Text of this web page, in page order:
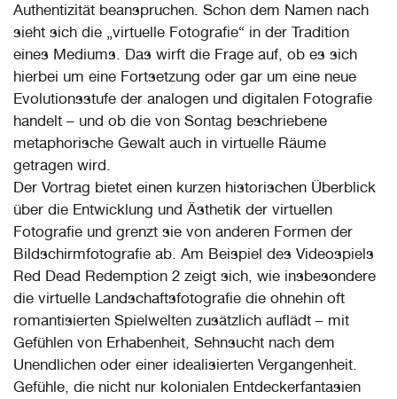
Authentizität beanspruchen. Schon dem Namen nach
sieht sich die „virtuelle Fotografie“ in der Tradition
eines Mediums. Das wirft die Frage auf, ob es sich
hierbei um eine Fortsetzung oder gar um eine neue
Evolutionsstufe der analogen und digitalen Fotografie
handelt – und ob die von Sontag beschriebene
metaphorische Gewalt auch in virtuelle Räume
getragen wird.
Der Vortrag bietet einen kurzen historischen Überblick
über die Entwicklung und Ästhetik der virtuellen
Fotografie und grenzt sie von anderen Formen der
Bildschirmfotografie ab. Am Beispiel des Videospiels
Red Dead Redemption 2 zeigt sich, wie insbesondere
die virtuelle Landschaftsfotografie die ohnehin oft
romantisierten Spielwelten zusätzlich auflädt – mit
Gefühlen von Erhabenheit, Sehnsucht nach dem
Unendlichen oder einer idealisierten Vergangenheit.
Gefühle, die nicht nur kolonialen Entdeckerfantasien